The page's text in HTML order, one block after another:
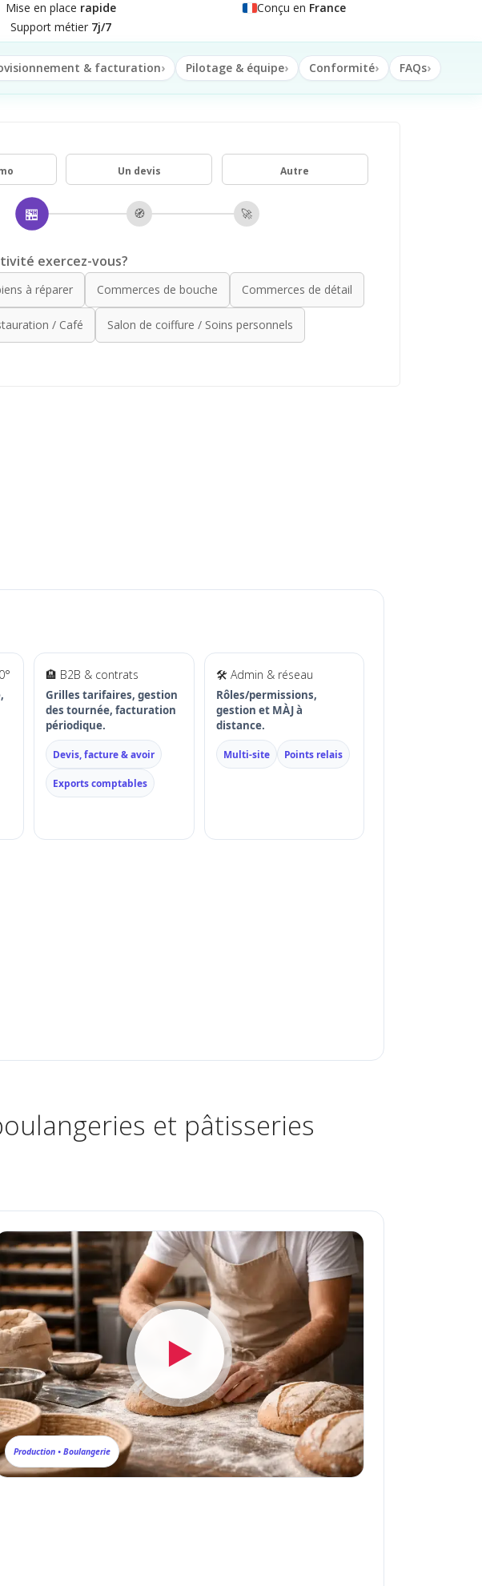
Mise en place rapide Conçu en France
Support métier 7j/7
& facturation Pilotage & équipe Conformité FAQs
Un devis Autre
🏪 🧭 🚀
exercez-vous?
à réparer Commerces de bouche Commerces de détail
/ Café Salon de coiffure / Soins personnels
🏨 B2B & contrats
Grilles tarifaires, gestion
des tournée, facturation
périodique.
Devis, facture & avoir
Exports comptables
🛠️ Admin & réseau
Rôles/permissions,
gestion et MÀJ à
distance.
Multi-site Points relais
et pâtisseries
Production • Boulangerie
▶